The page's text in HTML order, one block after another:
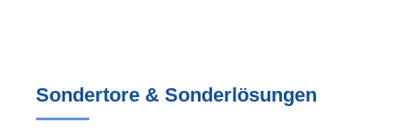
Sondertore & Sonderlösungen